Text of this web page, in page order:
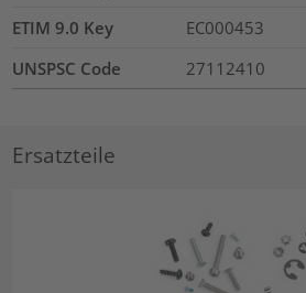
ETIM 9.0 Key
EC000453
UNSPSC Code
27112410
Ersatzteile